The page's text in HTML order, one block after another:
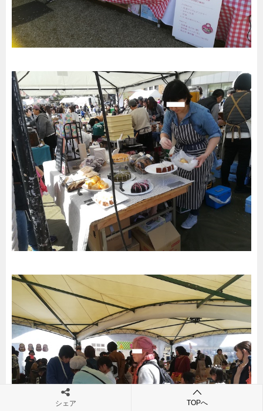
シェア TOPへ